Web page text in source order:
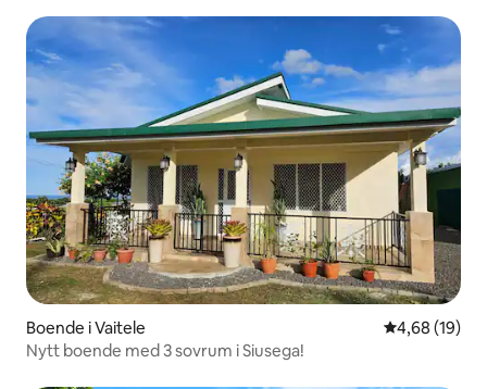
Boende i Vaitele 4,68 av 5 i
4,68 (19)
Nytt boende med 3 sovrum i Siusega!